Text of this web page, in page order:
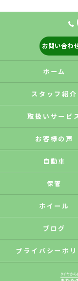
お問い合わ
ホーム
スタッフ紹介
取扱いサービ
お客様の声
自動車
保管
ホイール
ブログ
プライバシーポリ